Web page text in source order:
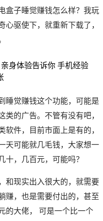
盒子睡觉赚钱怎么样？我玩
心驱使下，就重新下载了，
睡觉赚钱这个功能，可能是
类的广告。不管有没有吧，
软件，目前市面上是有的，
天可能就几毛钱，大家想一
十，几百元，可能吗？
和现实出入很大的，就需要
赚，也是需要付出的，甚至
的大佬， 可是一个比一个